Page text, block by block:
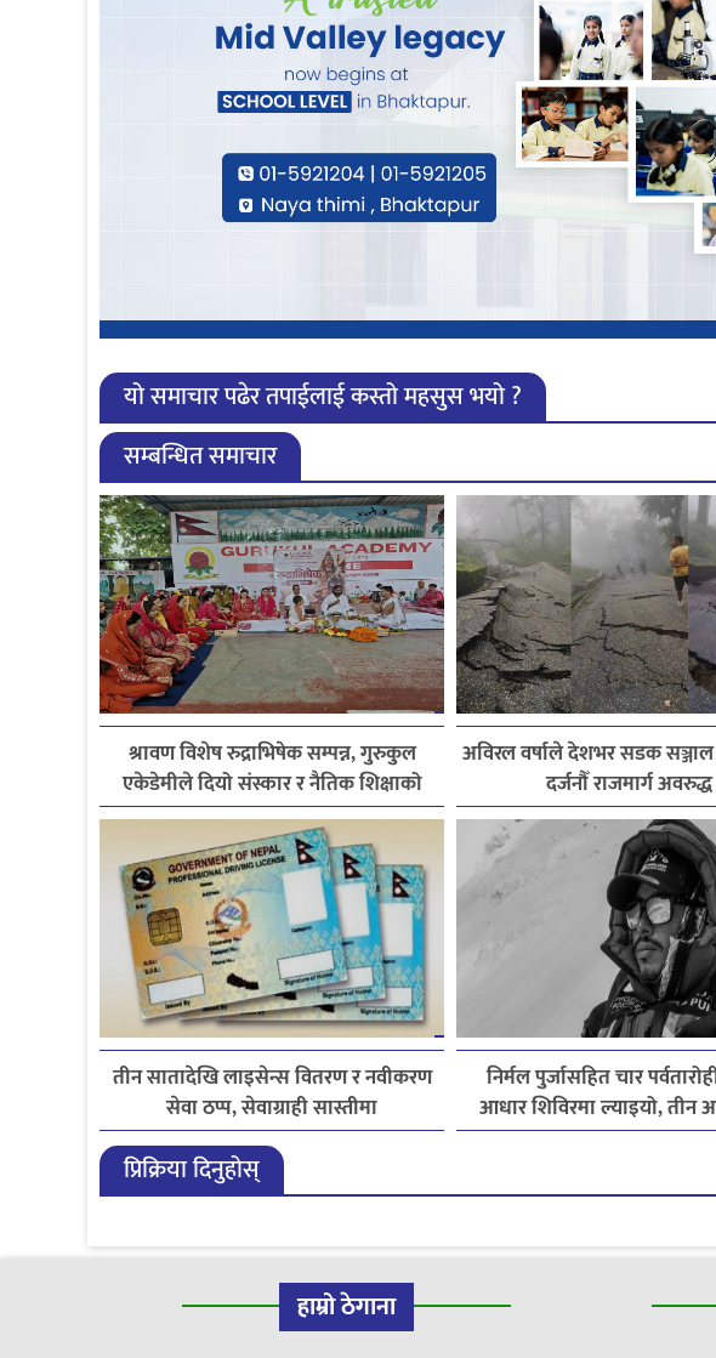
यो समाचार पढेर तपाईलाई कस्तो महसुस भयो ?
सम्बन्धित समाचार
श्रावण विशेष रुद्राभिषेक सम्पन्न, गुरुकुल
एकेडेमीले दियो संस्कार र नैतिक शिक्षाको
सन्देश
अविरल वर्षाले देशभर सडक
दर्जनौँ राजमार्ग अवरुद्ध
तीन सातादेखि लाइसेन्स वितरण र नवीकरण
सेवा ठप्प, सेवाग्राही सास्तीमा
निर्मल पुर्जासहित चार
आधार शिविरमा ल्याइयो, तीन
प्रिक्रिया दिनुहोस्
हाम्रो ठेगाना